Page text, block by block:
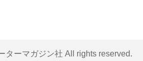
ターマガジン社 All rights reserved.